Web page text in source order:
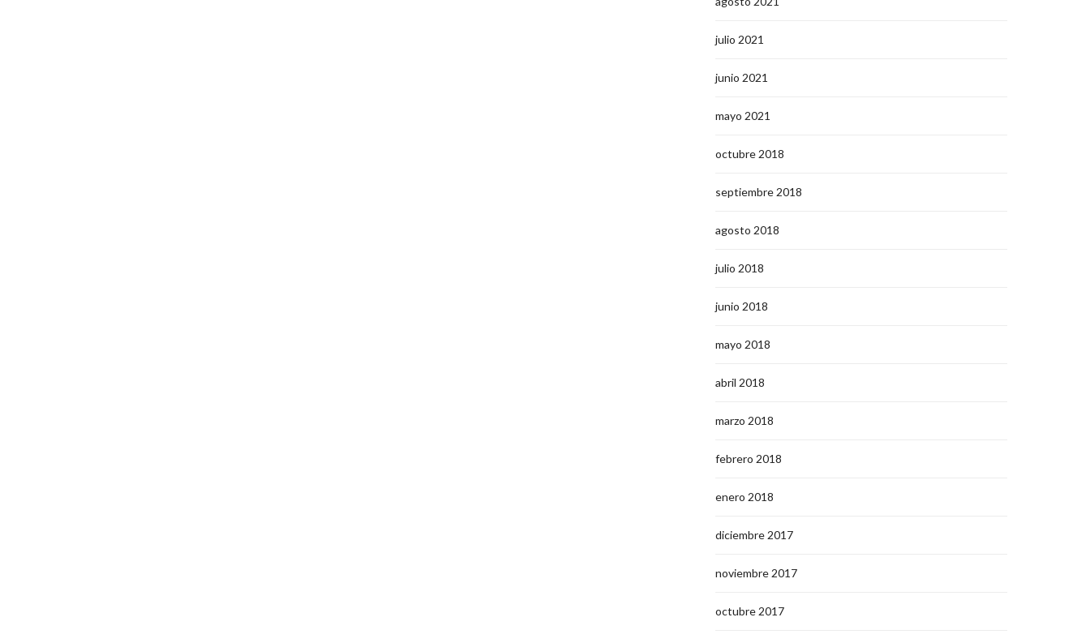
julio 2021
junio 2021
mayo 2021
octubre 2018
septiembre 2018
agosto 2018
julio 2018
junio 2018
mayo 2018
abril 2018
marzo 2018
febrero 2018
enero 2018
diciembre 2017
noviembre 2017
octubre 2017